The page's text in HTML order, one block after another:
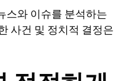
스와 이슈를 분석하는
사건 및 정치적 결정은